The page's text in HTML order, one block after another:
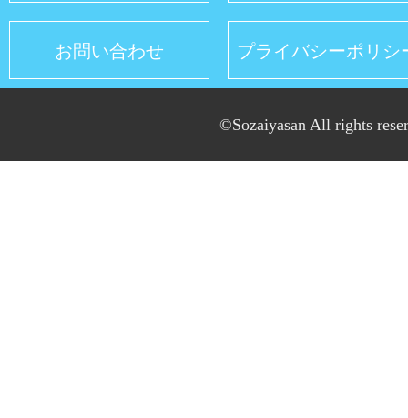
お問い合わせ プライバシーポリシ
©Sozaiyasan All rights